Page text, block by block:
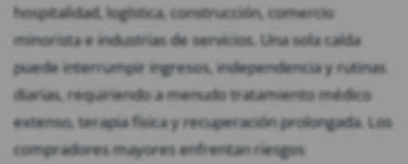
hospitalidad, logística, construcción, comercio
minorista e industrias de servicios. Una sola caída
puede interrumpir ingresos, independencia y rutinas
diarias, requiriendo a menudo tratamiento médico
extenso, terapia física y recuperación prolongada. Los
compradores mayores enfrentan riesgos